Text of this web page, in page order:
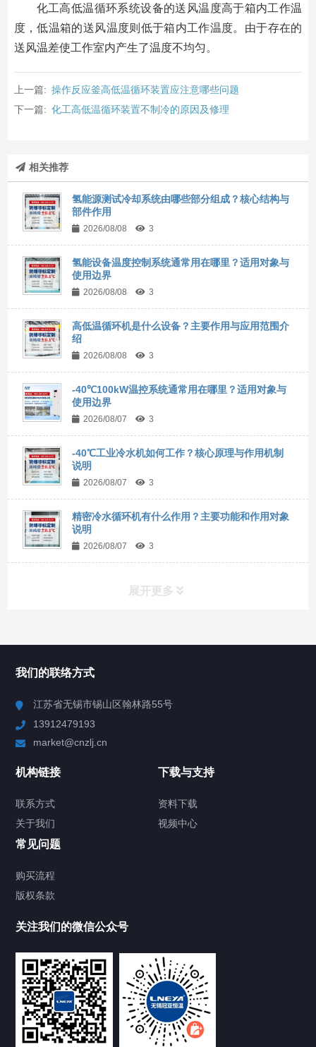
化工高低温循环系统设备的送风温度高于箱内工作温
度，低温箱的送风温度则低于箱内工作温度。由于存在的
送风温差使工作室内产生了温度不均匀。
上一篇: 操作反应釜高低温循环装置应注意哪些问题
下一篇: 化工高低温循环装置不制冷的原因及修理
相关推荐
氢能源测试冷却系统由哪些部分组成？核心结构与
部件作用
2026/08/08 3
氢能设备温度控制系统通常用在哪里？适用对象与
使用边界
2026/08/08 3
高低温循环机是什么设备？主要作用与应用范围介
绍
2026/08/08 3
-40℃100kW温控系统通常用在哪里？适用对象与
使用边界
2026/08/07 3
-40℃工业冷水机如何工作？核心原理与作用机制
说明
2026/08/07 3
精密冷水循环机有什么作用？主要功能和作用对象
说明
2026/08/07 3
展开更多
Chiller高精度制冷循环器
TCU温度控制单元
Chiller气体控温系统
Chamber试验箱
FREEZER低温箱
我们的联络方式
江苏省无锡市锡山区翰林路55号
13912479193
market@cnzlj.cn
机构链接
联系方式
关于我们
下载与支持
资料下载
视频中心
常见问题
购买流程
版权条款
关注我们的微信公众号